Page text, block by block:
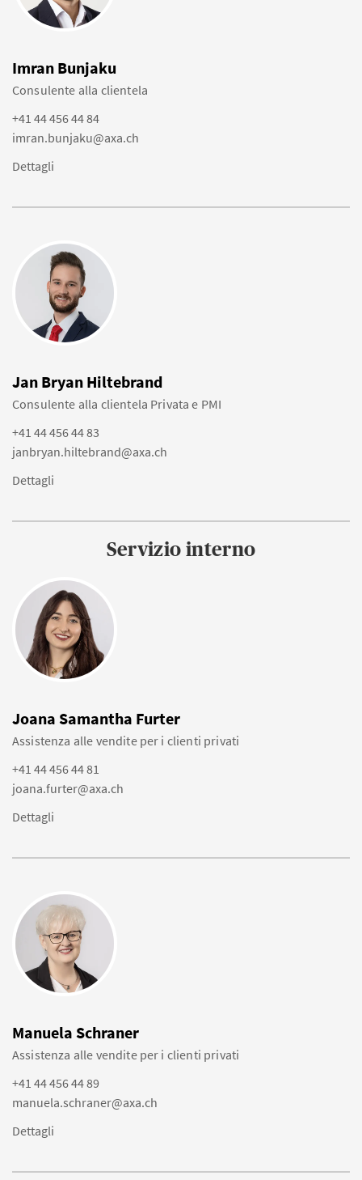
Imran Bunjaku
Consulente alla clientela
+41 44 456 44 84
imran.bunjaku@axa.ch
Dettagli
Jan Bryan Hiltebrand
Consulente alla clientela Privata e PMI
+41 44 456 44 83
janbryan.hiltebrand@axa.ch
Dettagli
Servizio interno
Joana Samantha Furter
Assistenza alle vendite per i clienti privati
+41 44 456 44 81
joana.furter@axa.ch
Dettagli
Manuela Schraner
Assistenza alle vendite per i clienti privati
+41 44 456 44 89
manuela.schraner@axa.ch
Dettagli